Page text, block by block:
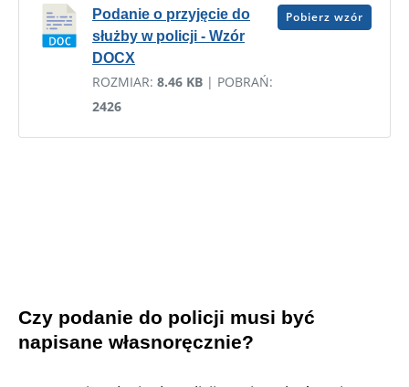
Podanie o przyjęcie do
służby w policji - Wzór
DOCX
ROZMIAR: 8.46 KB | POBRAŃ:
2426
Pobierz wzór
Czy podanie do policji musi być
napisane własnoręcznie?